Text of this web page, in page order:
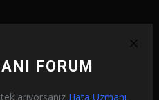
FORUM
arıyorsanız Hata Uzmanı